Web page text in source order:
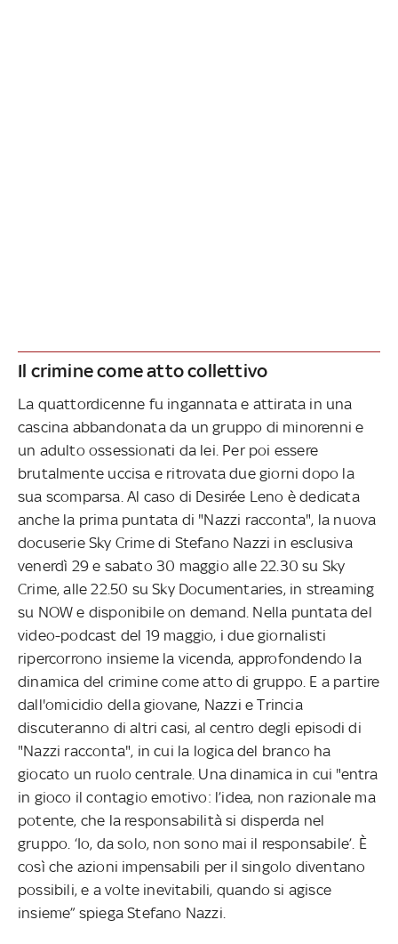
Il crimine come atto collettivo
La quattordicenne fu ingannata e attirata in una
cascina abbandonata da un gruppo di minorenni e
un adulto ossessionati da lei. Per poi essere
brutalmente uccisa e ritrovata due giorni dopo la
sua scomparsa. Al caso di Desirée Leno è dedicata
anche la prima puntata di "Nazzi racconta", la nuova
docuserie Sky Crime di Stefano Nazzi in esclusiva
venerdì 29 e sabato 30 maggio alle 22.30 su Sky
Crime, alle 22.50 su Sky Documentaries, in streaming
su NOW e disponibile on demand. Nella puntata del
video-podcast del 19 maggio, i due giornalisti
ripercorrono insieme la vicenda, approfondendo la
dinamica del crimine come atto di gruppo. E a partire
dall'omicidio della giovane, Nazzi e Trincia
discuteranno di altri casi, al centro degli episodi di
"Nazzi racconta", in cui la logica del branco ha
giocato un ruolo centrale. Una dinamica in cui "entra
in gioco il contagio emotivo: l’idea, non razionale ma
potente, che la responsabilità si disperda nel
gruppo. ‘Io, da solo, non sono mai il responsabile’. È
così che azioni impensabili per il singolo diventano
possibili, e a volte inevitabili, quando si agisce
insieme” spiega Stefano Nazzi.